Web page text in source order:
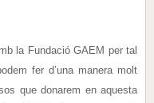
la Fundació GAEM per tal
fer d’una manera molt
que donarem en aquesta